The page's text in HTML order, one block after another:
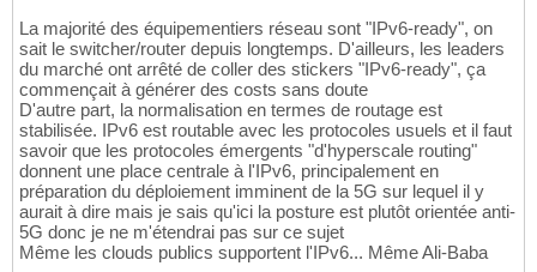
La majorité des équipementiers réseau sont "IPv6-ready", on
sait le switcher/router depuis longtemps. D'ailleurs, les leaders
du marché ont arrêté de coller des stickers "IPv6-ready", ça
commençait à générer des costs sans doute
D'autre part, la normalisation en termes de routage est
stabilisée. IPv6 est routable avec les protocoles usuels et il faut
savoir que les protocoles émergents "d'hyperscale routing"
donnent une place centrale à l'IPv6, principalement en
préparation du déploiement imminent de la 5G sur lequel il y
aurait à dire mais je sais qu'ici la posture est plutôt orientée anti-
5G donc je ne m'étendrai pas sur ce sujet
Même les clouds publics supportent l'IPv6... Même Ali-Baba